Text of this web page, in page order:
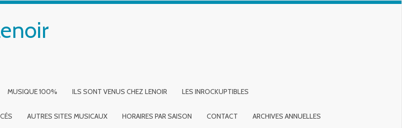
MUSIQUE 100% ILS SONT VENUS CHEZ LENOIR LES INROCKUPTIBLES
AUTRES SITES MUSICAUX HORAIRES PAR SAISON CONTACT ARCHIVES ANNUELLES